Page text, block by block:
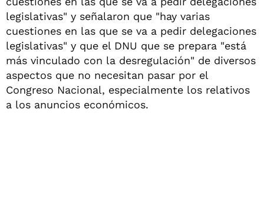
legislativas" y señalaron que "hay varias
cuestiones en las que se va a pedir delegaciones
legislativas" y que el DNU que se prepara "está
más vinculado con la desregulación" de diversos
aspectos que no necesitan pasar por el
Congreso Nacional, especialmente los relativos
a los anuncios económicos.